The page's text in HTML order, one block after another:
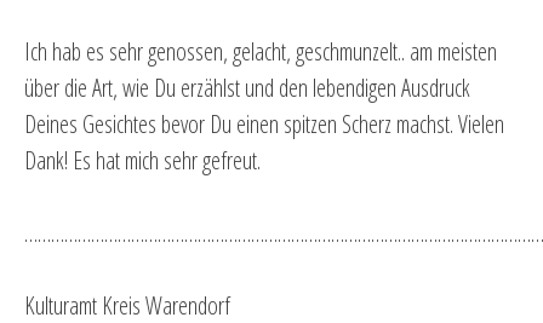
Ich hab es sehr genossen, gelacht, geschmunzelt.. am meisten
über die Art, wie Du erzählst und den lebendigen Ausdruck
Deines Gesichtes bevor Du einen spitzen Scherz machst. Vielen
Dank! Es hat mich sehr gefreut.
Kulturamt Kreis Warendorf